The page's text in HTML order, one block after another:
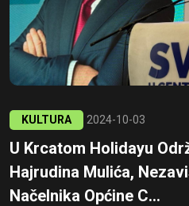
KULTURA 2024-10-03
U Krcatom Holidayu
Hajrudina Mulića,
Načelnika Općine C...